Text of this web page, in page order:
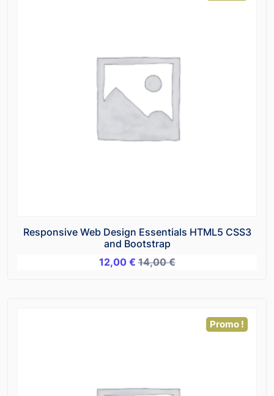
Responsive Web Design Essentials HTML5 CSS3
and Bootstrap
12,00 € 14,00€
Promo !